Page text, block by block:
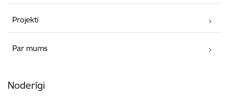
Projekti
Par mums
Noderīgi